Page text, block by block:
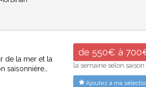
de la mer et la
saisonnière…
de 550€ à
la semaine selon saison
Ajoutez à ma